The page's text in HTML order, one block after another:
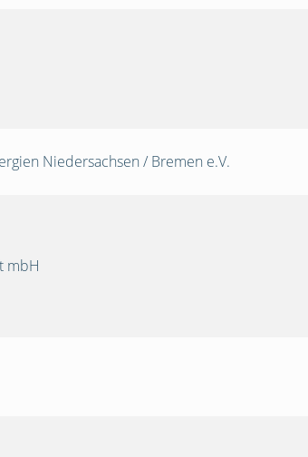
Niedersachsen / Bremen e.V.
mbH